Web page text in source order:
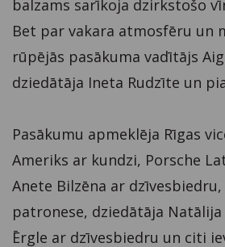
balzams sarīkoja dzirkstošo
Bet par vakara atmosfēru un
rūpējās pasākuma vadītājs
dziedātāja Ineta Rudzīte un
Pasākumu apmeklēja Rīgas
Ameriks ar kundzi, Porsche
Anete Bilzēna ar dzīvesbiedru,
patronese, dziedātāja Natālija
Ērgle ar dzīvesbiedru un citi